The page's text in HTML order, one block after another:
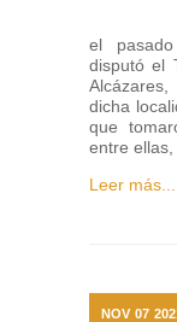
el
disputó el
dicha
que
entre ellas,
Leer más...
NOV 07